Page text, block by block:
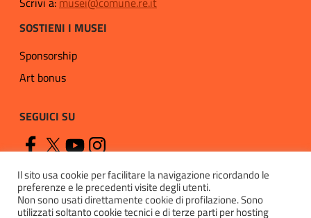
SOSTIENI I MUSEI
Sponsorship
Art bonus
SEGUICI SU
Il sito usa cookie per facilitare la navigazione ricordando le
preferenze e le precedenti visite degli utenti.
Non sono usati direttamente cookie di profilazione. Sono
utilizzati soltanto cookie tecnici e di terze parti per hosting